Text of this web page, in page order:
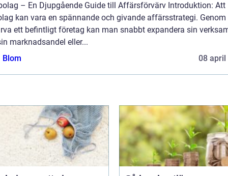
– En Djupgående Guide till Affärsförvärv Introduktion: Att
kan vara en spännande och givande affärsstrategi.
ett befintligt företag kan man snabbt expandera sin
marknadsandel eller...
Blom
08 april